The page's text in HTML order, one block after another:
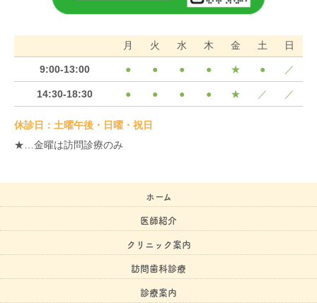
月 火 水 木 金 土 日
9:00-13:00 ● ● ● ● ★ ● ／
14:30-18:30 ● ● ● ● ★ ／ ／
休診日：土曜午後・日曜・祝日
★…金曜は訪問診療のみ
ホーム
医師紹介
クリニック案内
訪問歯科診療
診療案内